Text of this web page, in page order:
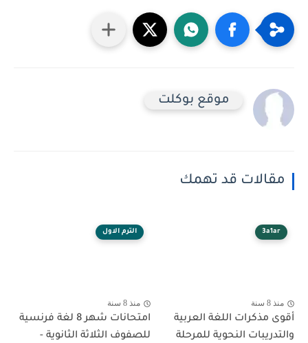
موقع بوكلت
مقالات قد تهمك
3a1ar
منذ 8 سنة
أقوى مذكرات اللغة العربية
والتدريبات النحوية للمرحلة
الترم الاول
منذ 8 سنة
امتحانات شهر 8 لغة فرنسية
للصفوف الثلاثة الثانوية -